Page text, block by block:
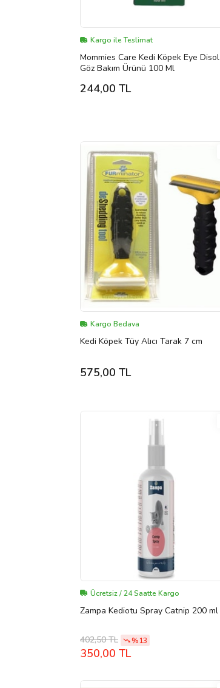
Kargo ile Teslimat
Mommies Care Kedi Köpek Eye Disol
Göz Bakım Ürünü 100 Ml
244,00 TL
Kargo Bedava
Kedi Köpek Tüy Alıcı Tarak 7 cm
575,00 TL
Ücretsiz / 24 Saatte Kargo
Zampa Kediotu Spray Catnip 200 ml
402,50 TL %13
350,00 TL